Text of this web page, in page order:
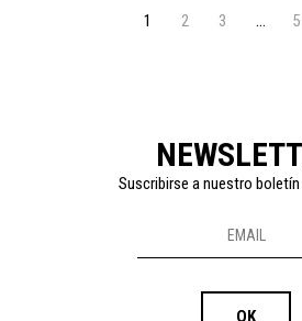
1 2 3 … 5
Suscribirse a nuestro